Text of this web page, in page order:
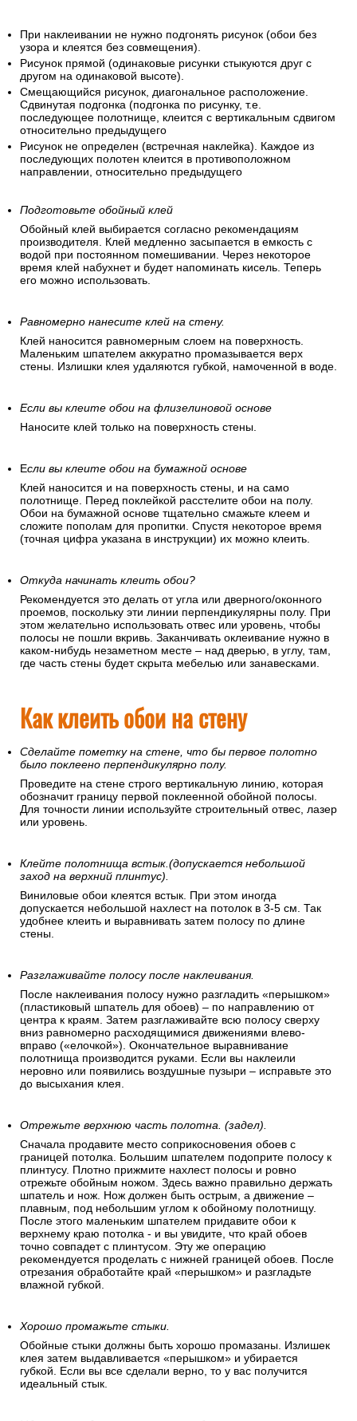
При наклеивании не нужно подгонять рисунок (обои без
узора и клеятся без совмещения).
Рисунок прямой (одинаковые рисунки стыкуются друг с
другом на одинаковой высоте).
Смещающийся рисунок, диагональное расположение.
Сдвинутая подгонка (подгонка по рисунку, т.е.
последующее полотнище, клеится с вертикальным сдвигом
относительно предыдущего
Рисунок не определен (встречная наклейка). Каждое из
последующих полотен клеится в противоположном
направлении, относительно предыдущего
Подготовьте обойный клей
Обойный клей выбирается согласно рекомендациям
производителя. Клей медленно засыпается в емкость с
водой при постоянном помешивании. Через некоторое
время клей набухнет и будет напоминать кисель. Теперь
его можно использовать.
Равномерно нанесите клей на стену.
Клей наносится равномерным слоем на поверхность.
Маленьким шпателем аккуратно промазывается верх
стены. Излишки клея удаляются губкой, намоченной в воде.
Если вы клеите обои на флизелиновой основе
Наносите клей только на поверхность стены.
Если вы клеите обои на бумажной основе
Клей наносится и на поверхность стены, и на само
полотнище. Перед поклейкой расстелите обои на полу.
Обои на бумажной основе тщательно смажьте клеем и
сложите пополам для пропитки. Спустя некоторое время
(точная цифра указана в инструкции) их можно клеить.
Откуда начинать клеить обои?
Рекомендуется это делать от угла или дверного/оконного
проемов, поскольку эти линии перпендикулярны полу. При
этом желательно использовать отвес или уровень, чтобы
полосы не пошли вкривь. Заканчивать оклеивание нужно в
каком-нибудь незаметном месте – над дверью, в углу, там,
где часть стены будет скрыта мебелью или занавесками.
Как клеить обои на стену
Сделайте пометку на стене, что бы первое полотно
было поклеено перпендикулярно полу.
Проведите на стене строго вертикальную линию, которая
обозначит границу первой поклеенной обойной полосы.
Для точности линии используйте строительный отвес, лазер
или уровень.
Клейте полотнища встык.(допускается небольшой
заход на верхний плинтус).
Виниловые обои клеятся встык. При этом иногда
допускается небольшой нахлест на потолок в 3-5 см. Так
удобнее клеить и выравнивать затем полосу по длине
стены.
Разглаживайте полосу после наклеивания.
После наклеивания полосу нужно разгладить «перышком»
(пластиковый шпатель для обоев) – по направлению от
центра к краям. Затем разглаживайте всю полосу сверху
вниз равномерно расходящимися движениями влево-
вправо («елочкой»). Окончательное выравнивание
полотнища производится руками. Если вы наклеили
неровно или появились воздушные пузыри – исправьте это
до высыхания клея.
Отрежьте верхнюю часть полотна. (задел).
Сначала продавите место соприкосновения обоев с
границей потолка. Большим шпателем подоприте полосу к
плинтусу. Плотно прижмите нахлест полосы и ровно
отрежьте обойным ножом. Здесь важно правильно держать
шпатель и нож. Нож должен быть острым, а движение –
плавным, под небольшим углом к обойному полотнищу.
После этого маленьким шпателем придавите обои к
верхнему краю потолка - и вы увидите, что край обоев
точно совпадет с плинтусом. Эту же операцию
рекомендуется проделать с нижней границей обоев. После
отрезания обработайте край «перышком» и разгладьте
влажной губкой.
Хорошо промажьте стыки.
Обойные стыки должны быть хорошо промазаны. Излишек
клея затем выдавливается «перышком» и убирается
губкой. Если вы все сделали верно, то у вас получится
идеальный стык.